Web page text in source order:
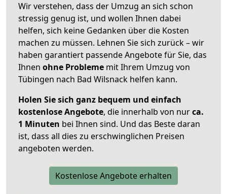
Wir verstehen, dass der Umzug an sich schon
stressig genug ist, und wollen Ihnen dabei
helfen, sich keine Gedanken über die Kosten
machen zu müssen. Lehnen Sie sich zurück – wir
haben garantiert passende Angebote für Sie, das
Ihnen ohne Probleme mit Ihrem Umzug von
Tübingen nach Bad Wilsnack helfen kann.
Holen Sie sich ganz bequem und einfach
kostenlose Angebote, die innerhalb von nurca.
1 Minuten bei Ihnen sind. Und das Beste daran
ist, dass all dies zu erschwinglichen Preisen
angeboten werden.
Kostenlose Angebote erhalten